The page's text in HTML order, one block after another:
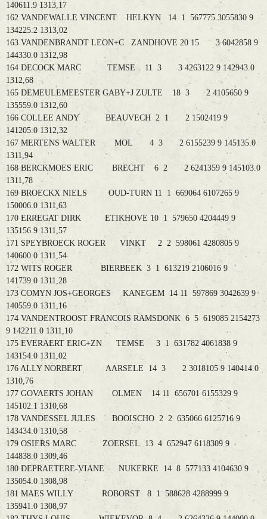
140611.9 1313,17
162 VANDEWALLE VINCENT HELKYN 14 1 567775 3055830 9
134225.2 1313,02
163 VANDENBRANDT LEON+C ZANDHOVE 20 15 3 6042858 9
144330.0 1312,98
164 DECOCK MARC TEMSE 11 3 3 4263122 9 142943.0
1312,68
165 DEMEULEMEESTER GABY+J ZULTE 18 3 2 4105650 9
135559.0 1312,60
166 COLLEE ANDY BEAUVECH 2 1 2 1502419 9
141205.0 1312,32
167 MERTENS WALTER MOL 4 3 2 6155239 9 145135.0
1311,94
168 BERCKMOES ERIC BRECHT 6 2 2 6241359 9 145103.0
1311,78
169 BROECKX NIELS OUD-TURN 11 1 669064 6107265 9
150006.0 1311,63
170 ERREGAT DIRK ETIKHOVE 10 1 579650 4204449 9
135156.9 1311,57
171 SPEYBROECK ROGER VINKT 2 2 598061 4280805 9
140600.0 1311,54
172 WITS ROGER BIERBEEK 3 1 613219 2106016 9
141739.0 1311,28
173 COMYN JOS+GEORGES KANEGEM 14 11 597869 3042639 9
140559.0 1311,16
174 VANDENTROOST FRANCOIS RAMSDONK 6 5 619085 2154273
9 142211.0 1311,10
175 EVERAERT ERIC+ZN TEMSE 3 1 631782 4061838 9
143154.0 1311,02
176 ALLY NORBERT AARSELE 14 3 2 3018105 9 140414.0
1310,76
177 GOVAERTS JOHAN OLMEN 14 11 656701 6155329 9
145102.1 1310,68
178 VANDESSEL JULES BOOISCHO 2 2 635066 6125716 9
143434.0 1310,58
179 OSIERS MARC ZOERSEL 13 4 652947 6118309 9
144838.0 1309,46
180 DEPRAETERE-VIANE NUKERKE 14 8 577133 4104630 9
135054.0 1308,98
181 MAES WILLY ROBORST 8 1 588628 4288999 9
135941.0 1308,97